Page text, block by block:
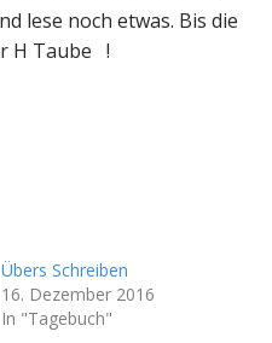
Übers Schreiben
16. Dezember 2016
In "Tagebuch"